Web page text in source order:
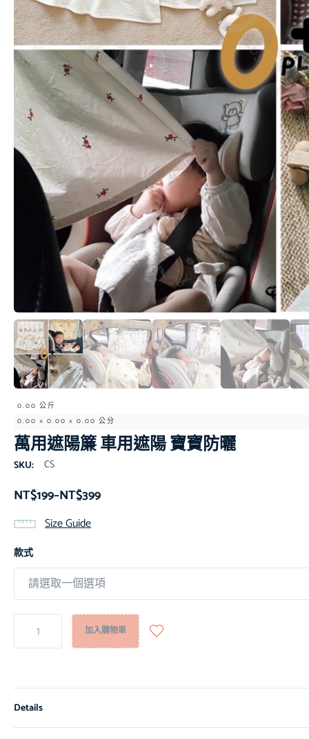
0.00 公斤
0.00 × 0.00 × 0.00 公分
萬用遮陽簾 車用遮陽 寶寶防曬
SKU: CS
NT$199–NT$399
Size Guide
款式
加入購物車
Details